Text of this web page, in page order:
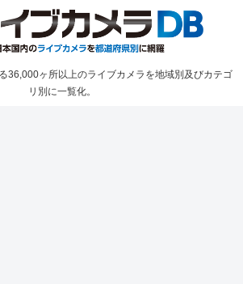
36,000ヶ所以上のライブカメラを地域別及びカテゴ
リ別に一覧化。